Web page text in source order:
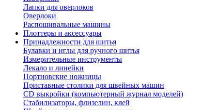
Лапки для оверлоков
Оверлоки
Распошивальные машины
Плоттеры и аксессуары
Принадлежности для шитья
Булавки и иглы для ручного шитья
Измерительные инструменты
Лекало и линейки
Портновские ножницы
Приставные столики для швейных машин
СD выкройки (компьютерный журнал моделей)
Стабилизаторы, флизелин, клей